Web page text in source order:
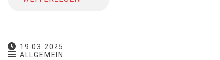
19.03.2025
ALLGEMEIN